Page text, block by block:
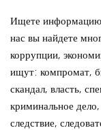
Ищете
нас вы найдете
коррупции,
ищут: компромат,
скандал, власть,
криминальное
следствие,